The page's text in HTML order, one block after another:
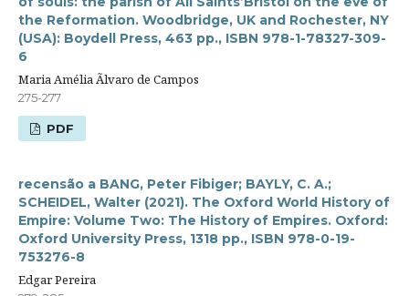
the Reformation. Woodbridge, UK and Rochester, NY
(USA): Boydell Press, 463 pp., ISBN 978-1-78327-309-
6
Maria Amélia Ãlvaro de Campos
275-277
PDF
recensão a BANG, Peter Fibiger; BAYLY, C. A.;
SCHEIDEL, Walter (2021). The Oxford World History of
Empire: Volume Two: The History of Empires. Oxford:
Oxford University Press, 1318 pp., ISBN 978-0-19-
753276-8
Edgar Pereira